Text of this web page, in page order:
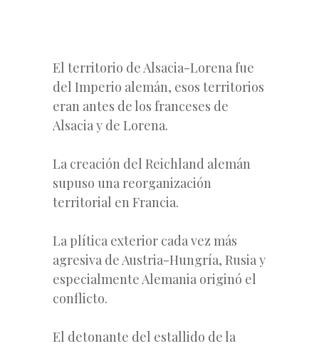
El territorio de Alsacia-Lorena fue
del Imperio alemán, esos territorios
eran antes de los franceses de
Alsacia y de Lorena.
La creación del Reichland alemán
supuso una reorganización
territorial en Francia.
La plítica exterior cada vez más
agresiva de Austria-Hungría, Rusia y
especialmente Alemania originó el
conflicto.
El detonante del estallido de la